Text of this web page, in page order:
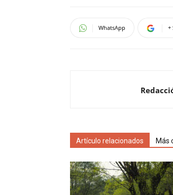
WhatsApp +
Artículo relacionados Más